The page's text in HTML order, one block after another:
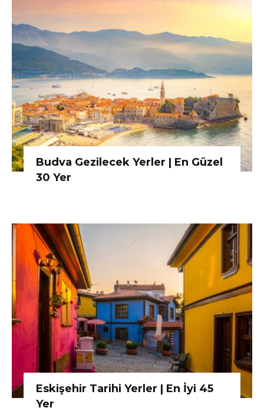
Budva Gezilecek Yerler | En Güzel
30 Yer
Eskişehir Tarihi Yerler | En İyi 45
Yer